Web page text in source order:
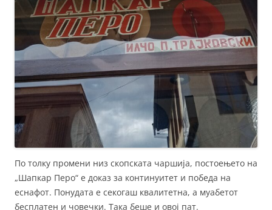
По толку промени низ скопската чаршија, постоењето на
„Шапкар Перо“ е доказ за континуитет и победа на
еснафот. Понудата е секогаш квалитетна, а муабетот
бесплатен и човечки. Така беше и овој пат.